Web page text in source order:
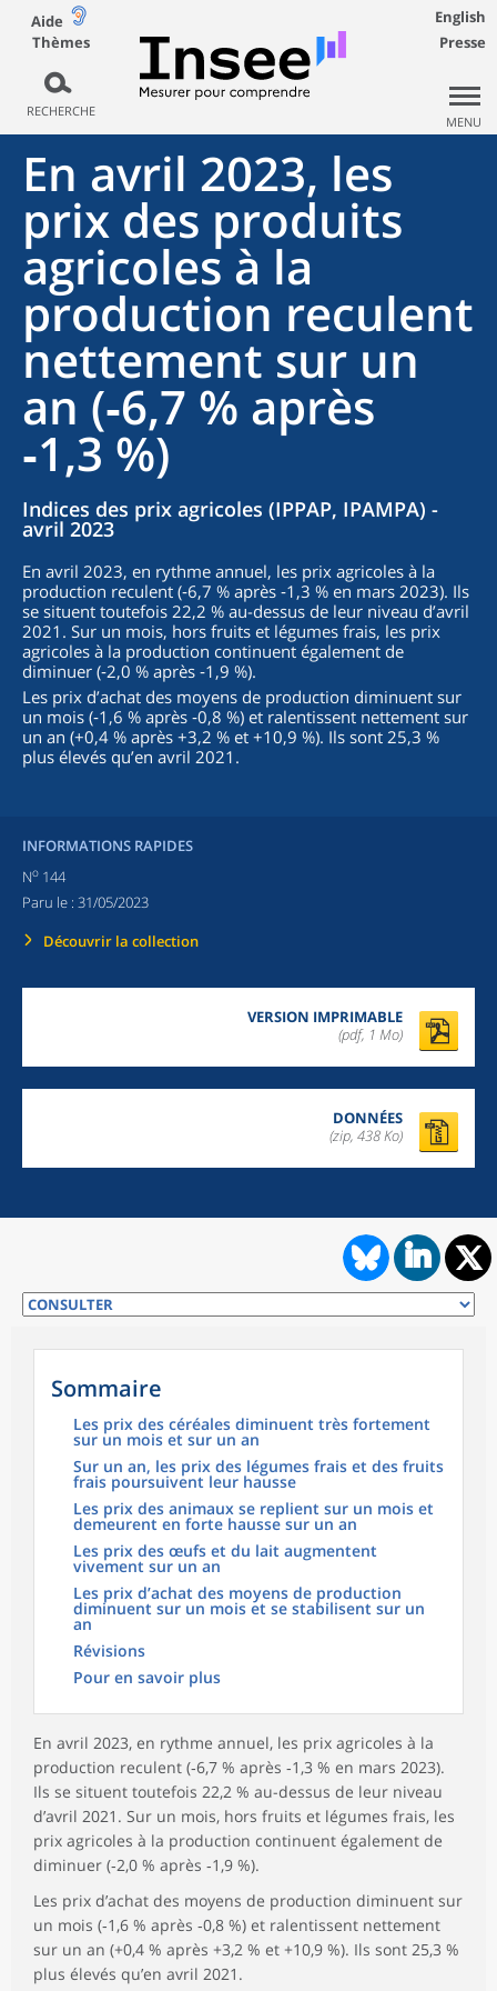
Aide
Thèmes
RECHERCHE
English
Presse
MENU
En avril 2023, les
prix des produits
agricoles à la
production reculent
nettement sur un
an (‑6,7 % après
‑1,3 %)
Indices des prix agricoles (IPPAP, IPAMPA) -
avril 2023
En avril 2023, en rythme annuel, les prix agricoles à la
production reculent (‑6,7 % après ‑1,3 % en mars 2023). Ils
se situent toutefois 22,2 % au-dessus de leur niveau d’avril
2021. Sur un mois, hors fruits et légumes frais, les prix
agricoles à la production continuent également de
diminuer (‑2,0 % après ‑1,9 %).
Les prix d’achat des moyens de production diminuent sur
un mois (‑1,6 % après ‑0,8 %) et ralentissent nettement sur
un an (+0,4 % après +3,2 % et +10,9 %). Ils sont 25,3 %
plus élevés qu’en avril 2021.
INFORMATIONS RAPIDES
No 144
Paru le : 31/05/2023
Découvrir la collection
VERSION IMPRIMABLE
(pdf, 1 Mo)
DONNÉES
(zip, 438 Ko)
Sommaire
Les prix des céréales diminuent très fortement
sur un mois et sur un an
Sur un an, les prix des légumes frais et des fruits
frais poursuivent leur hausse
Les prix des animaux se replient sur un mois et
demeurent en forte hausse sur un an
Les prix des œufs et du lait augmentent
vivement sur un an
Les prix d’achat des moyens de production
diminuent sur un mois et se stabilisent sur un
an
Révisions
Pour en savoir plus
En avril 2023, en rythme annuel, les prix agricoles à la
production reculent (‑6,7 % après ‑1,3 % en mars 2023).
Ils se situent toutefois 22,2 % au-dessus de leur niveau
d’avril 2021. Sur un mois, hors fruits et légumes frais, les
prix agricoles à la production continuent également de
diminuer (‑2,0 % après ‑1,9 %).
Les prix d’achat des moyens de production diminuent sur
un mois (‑1,6 % après ‑0,8 %) et ralentissent nettement
sur un an (+0,4 % après +3,2 % et +10,9 %). Ils sont 25,3 %
plus élevés qu’en avril 2021.